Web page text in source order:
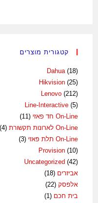
קטגורית מוצרים
Dahua (18)
Hikvision (25)
Lenovo (212)
Line-Interactive (5)
On-Line חד פאזי
(11)
On-Line לארונות תקשורת
(4)
On-Line תלת פאזי
(3)
Provision (10)
Uncategorized (42)
אביזרים (18)
אלפסק (22)
בית חכם (1)